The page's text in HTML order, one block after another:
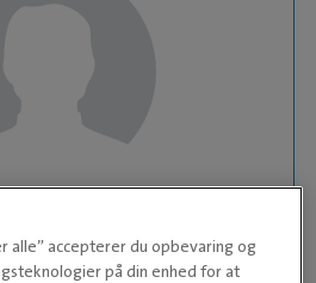
Julie
alle” accepterer du opbevaring og
på din enhed for at